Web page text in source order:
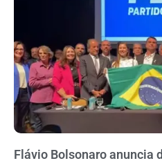
Flávio Bolsonaro anuncia